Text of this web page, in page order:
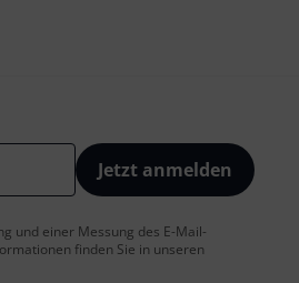
Jetzt anmelden
und einer Messung des E-Mail-
finden Sie in unseren